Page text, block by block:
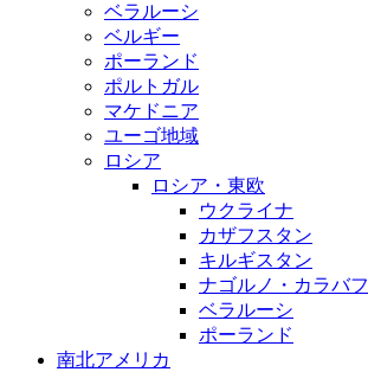
ベラルーシ
ベルギー
ポーランド
ポルトガル
マケドニア
ユーゴ地域
ロシア
ロシア・東欧
ウクライナ
カザフスタン
キルギスタン
ナゴルノ・カラバフ
ベラルーシ
ポーランド
南北アメリカ